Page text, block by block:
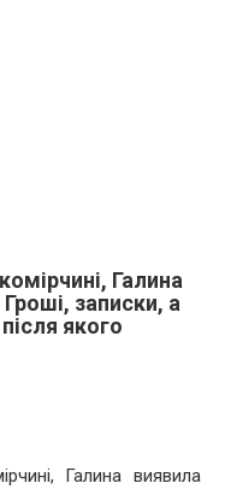
Галина
записки, а
якого
Галина виявила